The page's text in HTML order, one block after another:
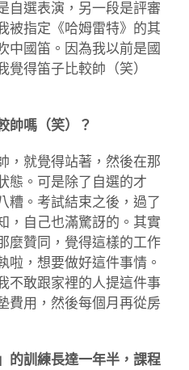
自選表演，另一段是評審
被指定《哈姆雷特》的其
中國笛。因為我以前是國
覺得笛子比較帥（笑）
帥嗎（笑）？
，就覺得站著，然後在那
態。可是除了自選的才
糟。考試結束之後，過了
，自己也滿驚訝的。其實
麼贊同，覺得這樣的工作
啦，想要做好這件事情。
不敢跟家裡的人提這件事
費用，然後每個月再從房
的訓練長達一年半，課程